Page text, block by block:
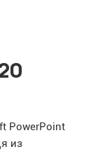
PowerPoint
из